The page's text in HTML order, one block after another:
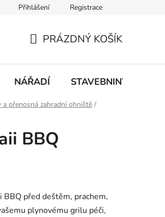
a platbaPřihlášení Registrace
KOŠÍK
PRÁZDNÝ KOŠÍK
NÁŘADÍ STAVEBNINY
přenosná zahradní ohniště /
BBQ
před deštěm, prachem,
plynovému grilu péči,